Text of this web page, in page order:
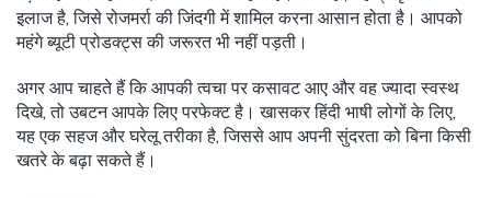
इलाज है, जिसे रोजमर्रा की जिंदगी में शामिल करना आसान होता है। आपको
महंगे ब्यूटी प्रोडक्ट्स की जरूरत भी नहीं पड़ती।
अगर आप चाहते हैं कि आपकी त्वचा पर कसावट आए और वह ज्यादा स्वस्थ
दिखे, तो उबटन आपके लिए परफेक्ट है। खासकर हिंदी भाषी लोगों के लिए,
यह एक सहज और घरेलू तरीका है, जिससे आप अपनी सुंदरता को बिना किसी
खतरे के बढ़ा सकते हैं।